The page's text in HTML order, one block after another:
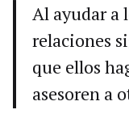
Al ayudar a
relaciones
que ellos
asesoren a